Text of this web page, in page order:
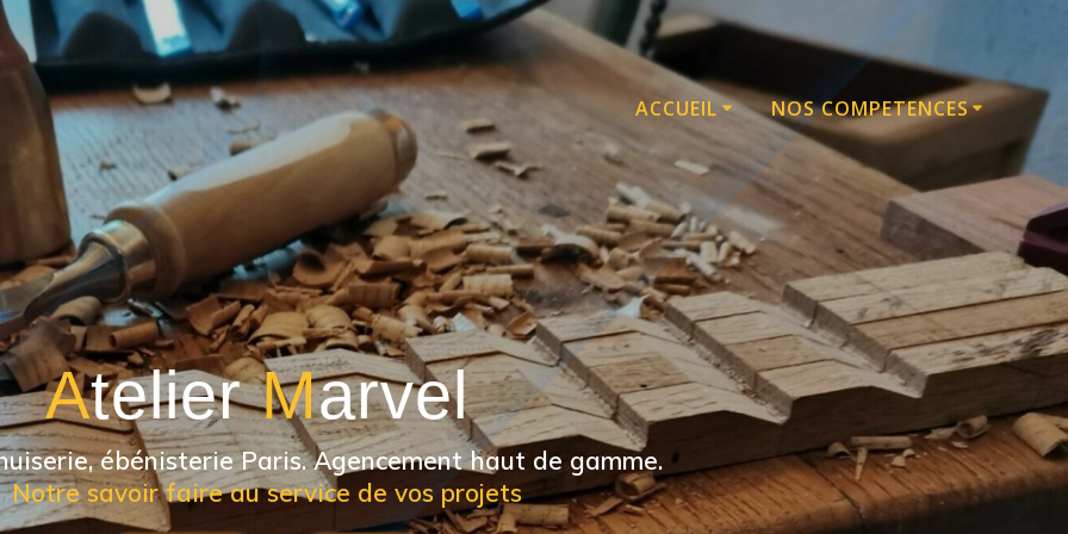
ACCUEIL
NOS COMPETENCES
Atelier Marvel
ébénisterie Paris. Agencement haut de gamme.
Notre savoir faire au service de vos projets